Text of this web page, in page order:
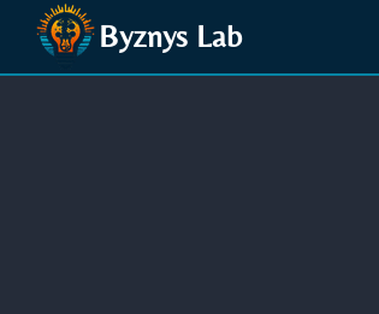
Přeskočit
obsah
Byznys Lab